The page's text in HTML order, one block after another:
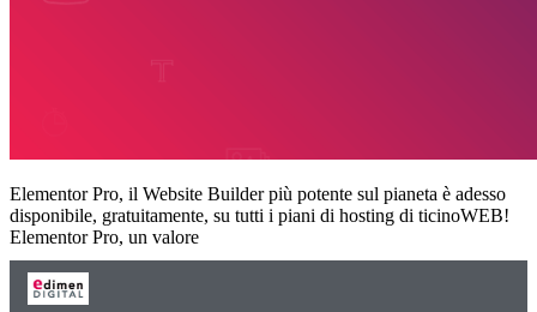
Elementor Pro, il Website Builder più potente sul pianeta è adesso
disponibile, gratuitamente, su tutti i piani di hosting di ticinoWEB!
Elementor Pro, un valore
←precedente